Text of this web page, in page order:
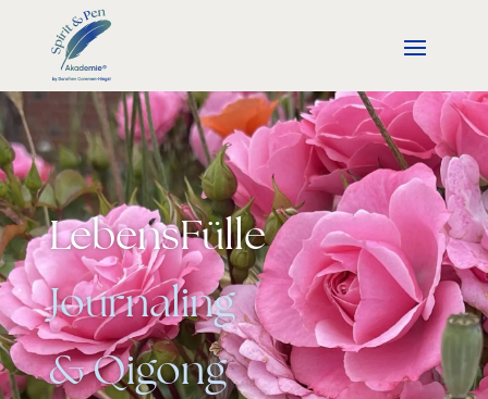
LebensFülle
Journaling
& Qigong